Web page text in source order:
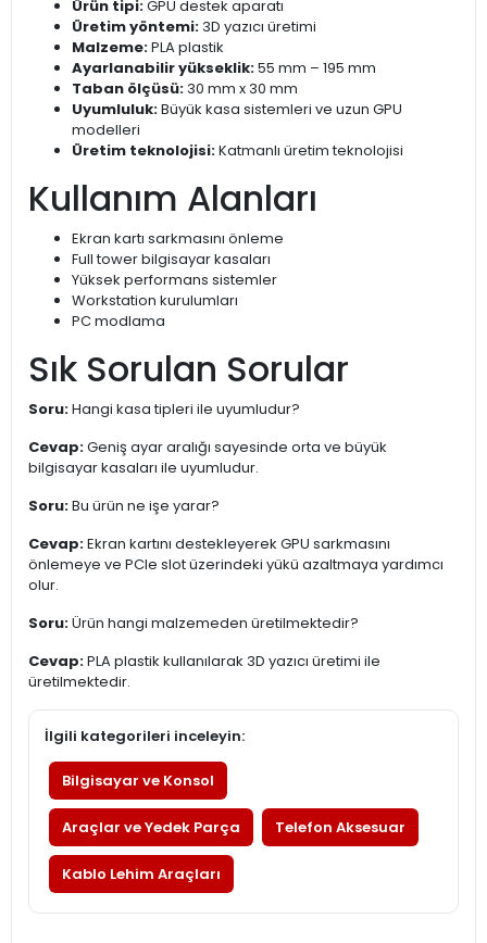
Ürün tipi:GPU destek aparatı
Üretim yöntemi:3D yazıcı üretimi
Malzeme:PLA plastik
Ayarlanabilir yükseklik:55 mm – 195 mm
Taban ölçüsü:30 mm x 30 mm
Uyumluluk:Büyük kasa sistemleri ve uzun GPU
modelleri
Üretim teknolojisi:Katmanlı üretim teknolojisi
Kullanım Alanları
Ekran kartı sarkmasını önleme
Full tower bilgisayar kasaları
Yüksek performans sistemler
Workstation kurulumları
PC modlama
Sık Sorulan Sorular
Soru:Hangi kasa tipleri ile uyumludur?
Cevap:Geniş ayar aralığı sayesinde orta ve büyük
bilgisayar kasaları ile uyumludur.
Soru:Bu ürün ne işe yarar?
Cevap:Ekran kartını destekleyerek GPU sarkmasını
önlemeye ve PCIe slot üzerindeki yükü azaltmaya yardımcı
olur.
Soru:Ürün hangi malzemeden üretilmektedir?
Cevap:PLA plastik kullanılarak 3D yazıcı üretimi ile
üretilmektedir.
İlgili kategorileri inceleyin:
Bilgisayar ve Konsol
Araçlar ve Yedek Parça Telefon Aksesuar
Kablo Lehim Araçları